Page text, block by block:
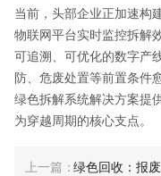
当前，头部企业正加速构
物联网平台实时监控拆解
可追溯、可优化的数字产
防、危废处置等前置条件
绿色拆解系统解决方案提
为穿越周期的核心支点。
绿色回收：报